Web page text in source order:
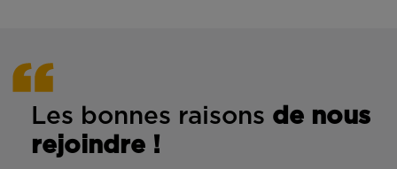
Les bonnes raisons de nous
rejoindre !